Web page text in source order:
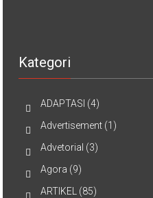
Kategori
ADAPTASI (4)
Advertisement (1)
Advetorial (3)
Agora (9)
ARTIKEL (85)